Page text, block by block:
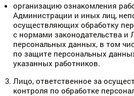
организацию ознакомления
Администрации и иных лиц,
осуществляющих обработку
с нормами законодательства
персональных данных, в том
по защите персональных
указанных работников.
Лицо, ответственное за
контроля по обработке